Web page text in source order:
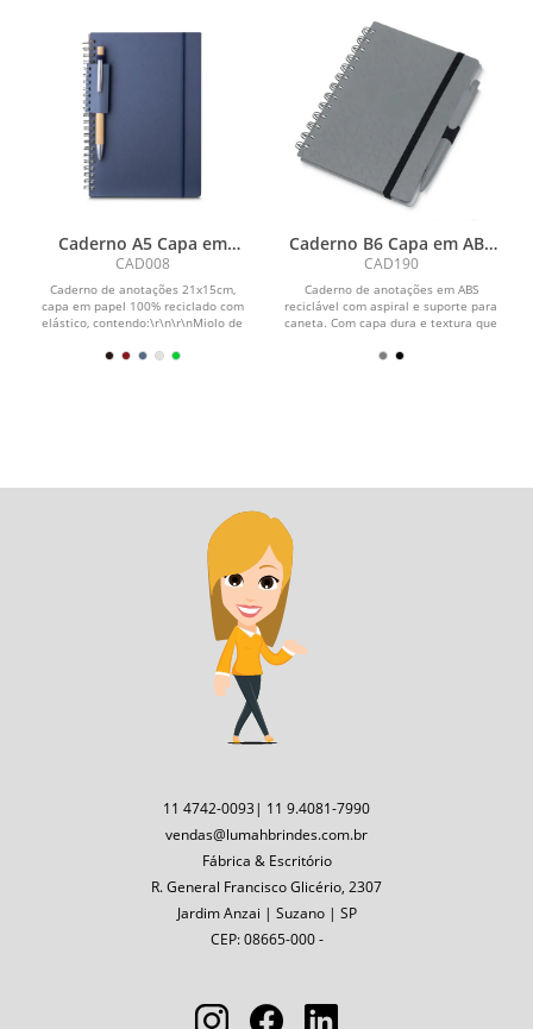
Caderno A5 Capa em
Papel Reciclado
CAD008
Caderno de anotações 21x15cm,
capa em papel 100% reciclado com
elástico, contendo:\r\n\r\nMiolo de
Caderno B6 Capa em ABS
com Caneta
CAD190
Caderno de anotações em ABS
reciclável com aspiral e suporte para
caneta. Com capa dura e textura que
11 4742-0093| 11 9.4081-7990
vendas@lumahbrindes.com.br
Fábrica & Escritório
R. General Francisco Glicério, 2307
Jardim Anzai | Suzano | SP
CEP: 08665-000 -